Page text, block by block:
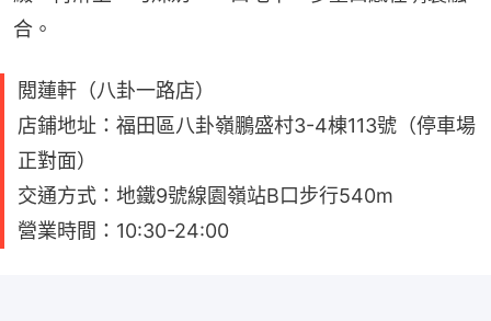
合。
閲蓮軒（八卦一路店）
店鋪地址：福田區八卦嶺鵬盛村3-4棟113號（停車場
正對面）
交通方式：地鐵9號線園嶺站B口步行540m
營業時間：10:30-24:00